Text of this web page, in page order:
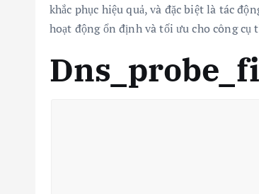
khắc phục hiệu quả, và đặc biệt là tác
hoạt động ổn định và tối ưu cho công cụ